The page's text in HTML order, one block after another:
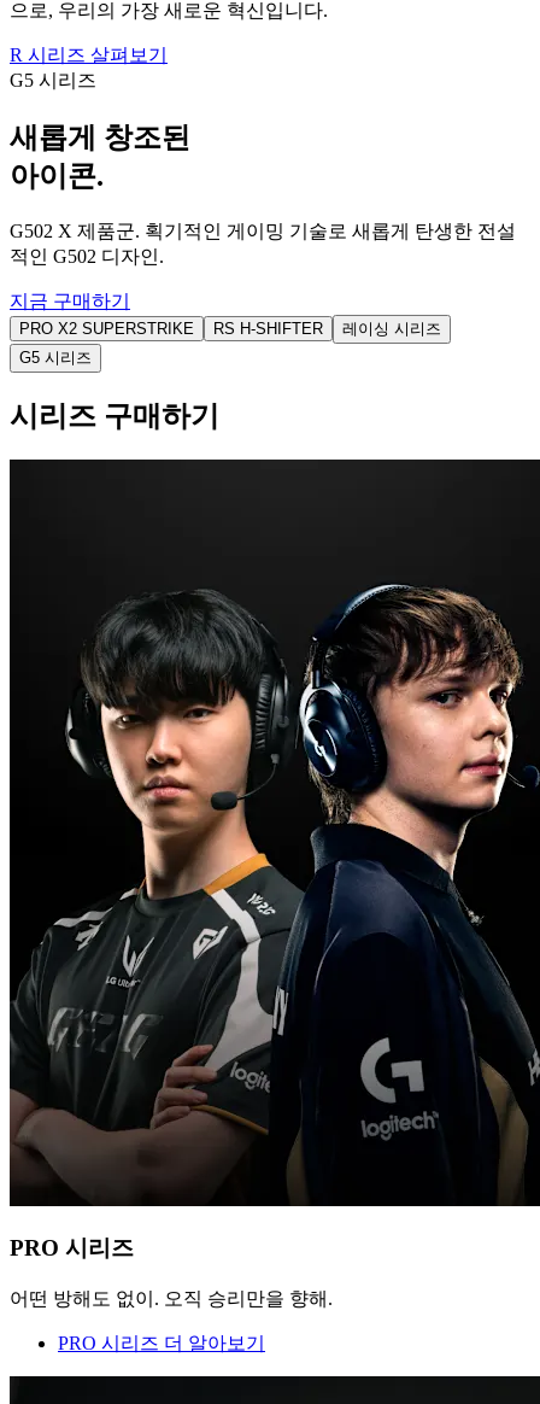
으로, 우리의 가장 새로운 혁신입니다.
R 시리즈 살펴보기
G5 시리즈
새롭게 창조된
아이콘.
G502 X 제품군. 획기적인 게이밍 기술로 새롭게 탄생한 전설
적인 G502 디자인.
지금 구매하기
PRO X2 SUPERSTRIKE RS H-SHIFTER
레이싱 시리즈
G5 시리즈
시리즈 구매하기
PRO 시리즈
어떤 방해도 없이. 오직 승리만을 향해.
PRO 시리즈 더 알아보기